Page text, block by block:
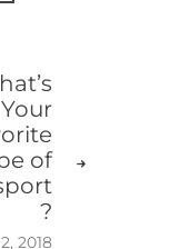
Your
of
?
2018